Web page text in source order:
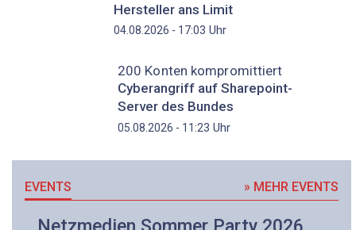
Hersteller ans Limit
04.08.2026 - 17:03 Uhr
200 Konten kompromittiert
Cyberangriff auf Sharepoint-
Server des Bundes
05.08.2026 - 11:23 Uhr
EVENTS » MEHR EVENTS